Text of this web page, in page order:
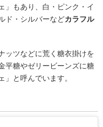
」もあり、白・ピンク・イ
ド・シルバーなどカラフル
ッツなどに荒く糖衣掛けを
平糖やゼリービーンズに糖
と呼んでいます。